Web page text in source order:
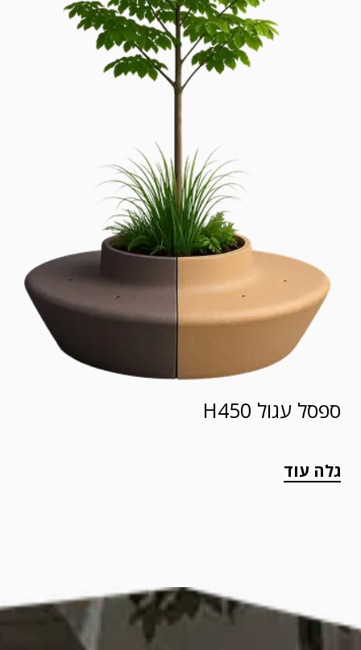
ספסל עגול H450
גלה עוד